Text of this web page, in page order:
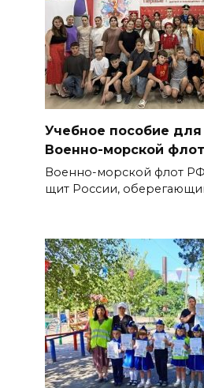
Учебное пособие
Военно-морской
Военно-морской флот
щит России,